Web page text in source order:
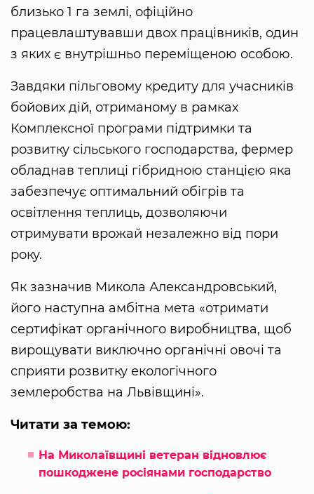
близько 1 га землі, офіційно
працевлаштувавши двох працівників, один
з яких є внутрішньо переміщеною особою.
Завдяки пільговому кредиту для учасників
бойових дій, отриманому в рамках
Комплексної програми підтримки та
розвитку сільського господарства, фермер
обладнав теплиці гібридною станцією яка
забезпечує оптимальний обігрів та
освітлення теплиць, дозволяючи
отримувати врожай незалежно від пори
року.
Як зазначив Микола Александровський,
його наступна амбітна мета «отримати
сертифікат органічного виробництва, щоб
вирощувати виключно органічні овочі та
сприяти розвитку екологічного
землеробства на Львівщині».
Читати за темою:
На Миколаївщині ветеран відновлює
пошкоджене росіянами господарство